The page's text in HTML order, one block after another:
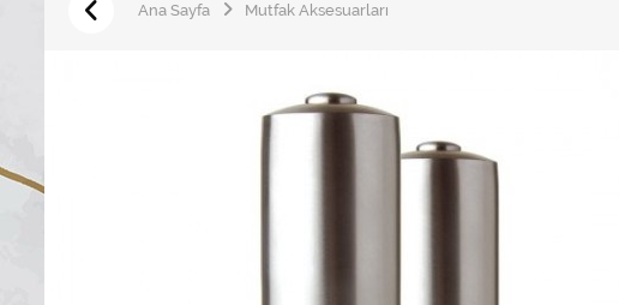
Ana Sayfa Mutfak Aksesuarları